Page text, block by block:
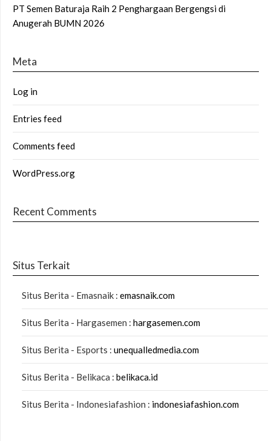
PT Semen Baturaja Raih 2 Penghargaan Bergengsi di
Anugerah BUMN 2026
Meta
Log in
Entries feed
Comments feed
WordPress.org
Recent Comments
Situs Terkait
Situs Berita - Emasnaik : emasnaik.com
Situs Berita - Hargasemen : hargasemen.com
Situs Berita - Esports : unequalledmedia.com
Situs Berita - Belikaca : belikaca.id
Situs Berita - Indonesiafashion : indonesiafashion.com